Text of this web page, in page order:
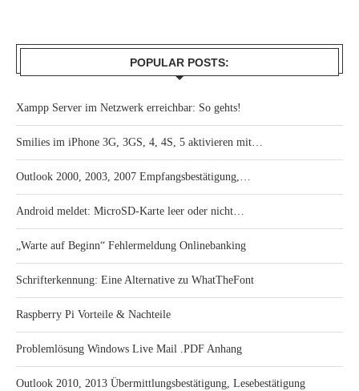
POPULAR POSTS:
Xampp Server im Netzwerk erreichbar: So gehts!
Smilies im iPhone 3G, 3GS, 4, 4S, 5 aktivieren mit…
Outlook 2000, 2003, 2007 Empfangsbestätigung,…
Android meldet: MicroSD-Karte leer oder nicht…
„Warte auf Beginn“ Fehlermeldung Onlinebanking
Schrifterkennung: Eine Alternative zu WhatTheFont
Raspberry Pi Vorteile & Nachteile
Problemlösung Windows Live Mail .PDF Anhang
Outlook 2010, 2013 Übermittlungsbestätigung, Lesebestätigung